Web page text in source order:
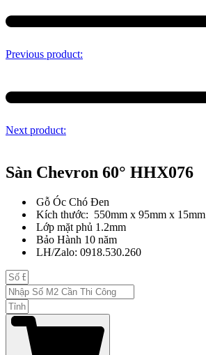
Previous product:
Next product:
Sàn Chevron 60° HHX076
Gỗ Óc Chó Đen
Kích thước: 550mm x 95mm x 15mm
Lớp mặt phủ 1.2mm
Bảo Hành 10 năm
LH/Zalo: 0918.530.260